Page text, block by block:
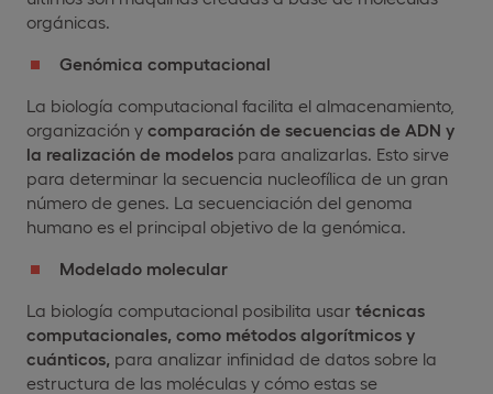
orgánicas.
Genómica computacional
La biología computacional facilita el almacenamiento,
organización y comparación de secuencias de ADN y
la realización de modelos para analizarlas. Esto sirve
para determinar la secuencia nucleofílica de un gran
número de genes. La secuenciación del genoma
humano es el principal objetivo de la genómica.
Modelado molecular
La biología computacional posibilita usar técnicas
computacionales, como métodos algorítmicos y
cuánticos, para analizar infinidad de datos sobre la
estructura de las moléculas y cómo estas se